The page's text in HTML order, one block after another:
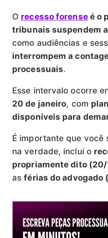
O recesso forenseé o
tribunais suspendem
como audiências e
interrompem a
processuais.
Esse intervalo ocorre
20 de janeiro, com
disponíveis para
É importante que você
na verdade, inclui o
propriamente dito
asférias do advogado